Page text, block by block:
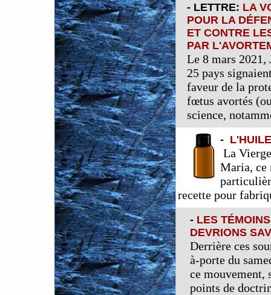
- LETTRE: LA
POUR LA
ET CONTRE
PAR
Le 8 mars 2021,
25 pays
faveur de la
fœtus avortés
science,
-
La
Maria, ce
recette pour
- LES
DEVRIONS
Derrière ces
à-porte du
ce mouvement,
points de